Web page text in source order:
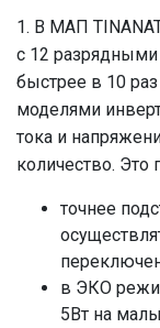
1. В МАП
с 12
быстрее в 10
моделями
тока и
количество. Это
точнее
в ЭКО
5Вт на